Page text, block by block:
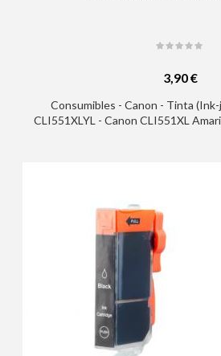
3,90 €
Consumibles - Canon - Tinta
CLI551XLYL - Canon CLI551XL